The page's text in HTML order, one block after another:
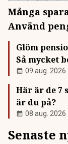
Många
Använd
Glöm
Så mycket
09 aug. 2026
Här är de 7
är du på?
08 aug. 2026
Senaste